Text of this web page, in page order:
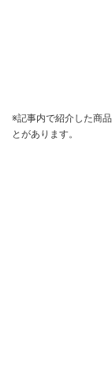
※記事内で紹介した商
とがあります。